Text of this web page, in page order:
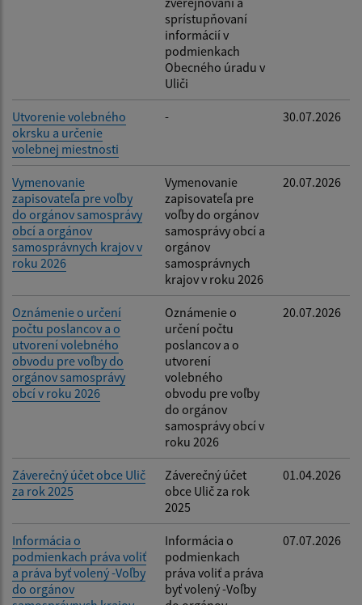
sprístupňovaní
informácií v
podmienkach
Obecného úradu v
Uliči
Utvorenie volebného
okrsku a určenie
volebnej miestnosti
- 30.07.2026
Vymenovanie
zapisovateľa pre voľby
do orgánov samosprávy
obcí a orgánov
samosprávnych krajov v
roku 2026
Vymenovanie
zapisovateľa pre
voľby do orgánov
samosprávy obcí a
orgánov
samosprávnych
krajov v roku 2026
20.07.2026
Oznámenie o určení
počtu poslancov a o
utvorení volebného
obvodu pre voľby do
orgánov samosprávy
obcí v roku 2026
Oznámenie o
určení počtu
poslancov a o
utvorení
volebného
obvodu pre voľby
do orgánov
samosprávy obcí v
roku 2026
20.07.2026
Záverečný účet obce Ulič
za rok 2025
Záverečný účet
obce Ulič za rok
2025
01.04.2026
Informácia o
podmienkach práva voliť
a práva byť volený -Voľby
do orgánov
Informácia o
podmienkach
práva voliť a práva
byť volený -Voľby
07.07.2026